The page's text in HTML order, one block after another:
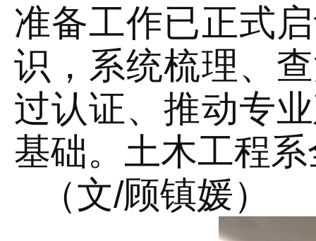
准备工作已正式
识，系统梳理、
过认证、推动专
基础。土木工程
（文/顾镇媛）